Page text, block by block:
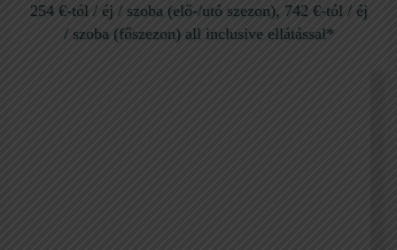
254 €-tól / éj / szoba (elő-/utó szezon), 742 €-tól / éj
/ szoba (főszezon) all inclusive ellátással*